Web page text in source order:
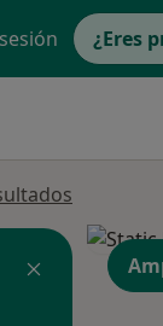
¿Eres